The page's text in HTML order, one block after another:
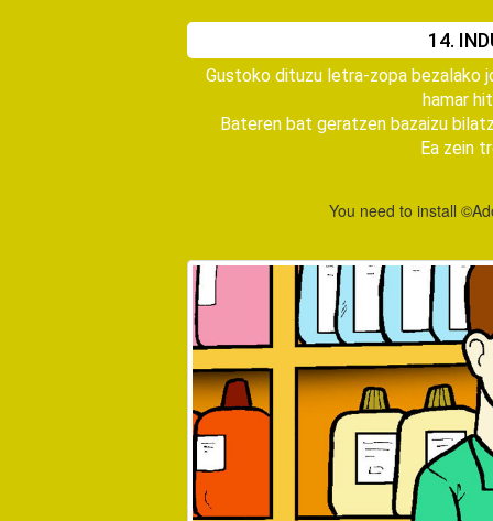
14.
Gustoko dituzu letra-zopa bezalako
hamar
Bateren bat geratzen bazaizu
Ea zein
You need to install